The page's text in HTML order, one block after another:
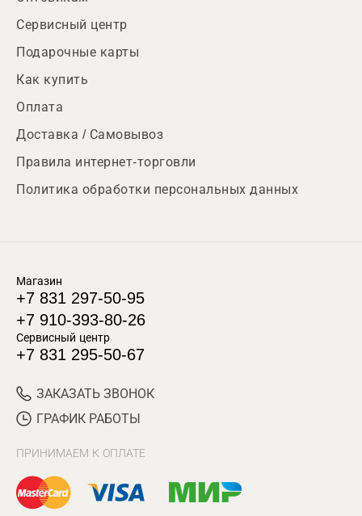
Сервисный центр
Подарочные карты
Как купить
Оплата
Доставка / Самовывоз
Правила интернет-торговли
Политика обработки персональных данных
Магазин
+7 831 297-50-95
+7 910-393-80-26
Сервисный центр
+7 831 295-50-67
ЗАКАЗАТЬ ЗВОНОК
ГРАФИК РАБОТЫ
ПРИНИМАЕМ К ОПЛАТЕ